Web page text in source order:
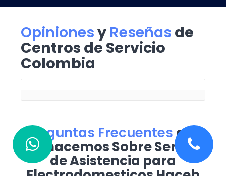
Opinionesy Reseñas de
Centros de Servicio
Colombia
Preguntas Frecuentesque
nos hacemos Sobre Servicio
de Asistencia para